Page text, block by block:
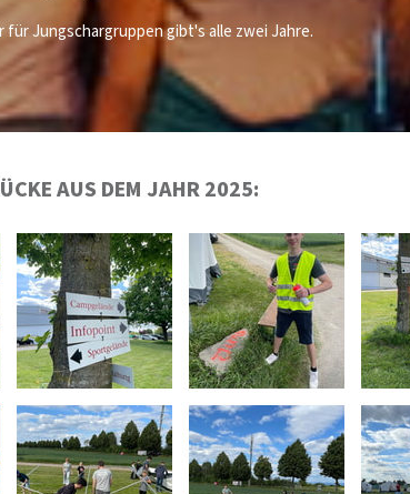
für Jungschargruppen gibt's alle zwei Jahre.
AUS DEM JAHR 2025: